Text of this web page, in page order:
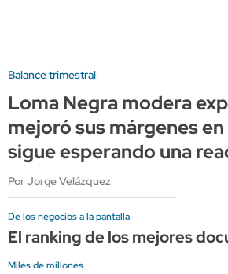
Balance trimestral
Loma Negra modera
mejoró sus márgenes
sigue esperando una
Por Jorge Velázquez
De los negocios a la pantalla
El ranking de los mejores
Miles de millones